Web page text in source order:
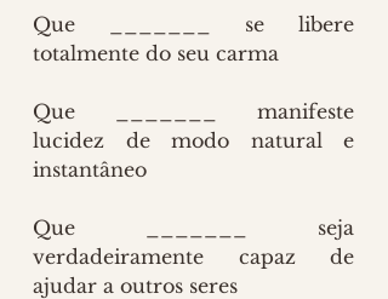
Que _______ se libere
totalmente do seu carma
Que _______ manifeste
lucidez de modo natural e
instantâneo
Que _______ seja
verdadeiramente capaz de
ajudar a outros seres